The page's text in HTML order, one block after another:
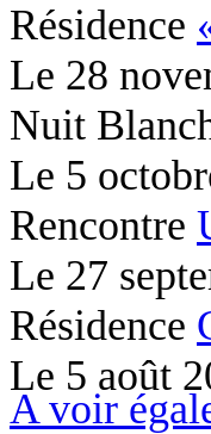
Résidence
Le 28
Nuit
Le 5
Rencontre
Le 27
Résidence
Le 5 août
A voir